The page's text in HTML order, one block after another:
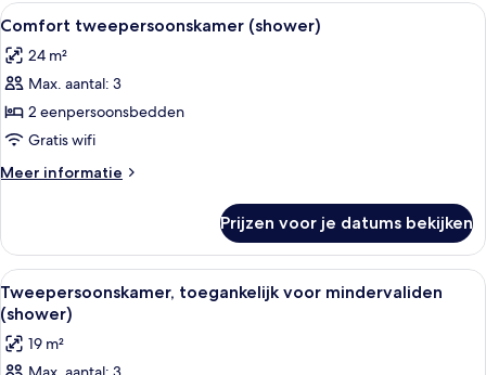
Alle
foto's
voor
Comfort
tweepersoonskamer
(shower)
laden
Comfort tweepersoonskamer
3
Comfort tweepersoonskamer (shower)
24 m²
Max. aantal: 3
2 eenpersoonsbedden
Gratis wifi
Meer informatie
Meer
tweepersoonskamer
(shower)
Prijzen voor je datums bekijken
Alle
foto's
voor
Tweepersoonskamer,
Een hotelkamer met een groot bed,
4
Tweepersoonskamer, toegankelijk voor mindervaliden
(shower)
19 m²